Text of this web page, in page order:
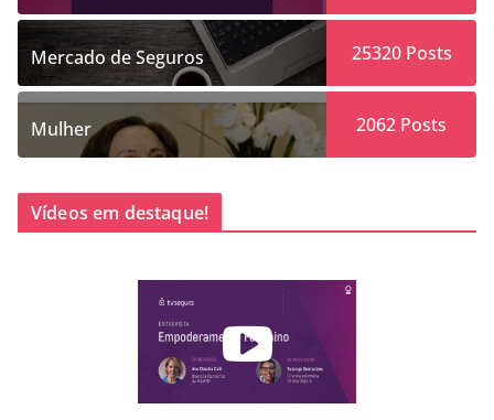
Mercado de Seguros 25320Posts
Mulher 2062 Posts
Vídeos em destaque!